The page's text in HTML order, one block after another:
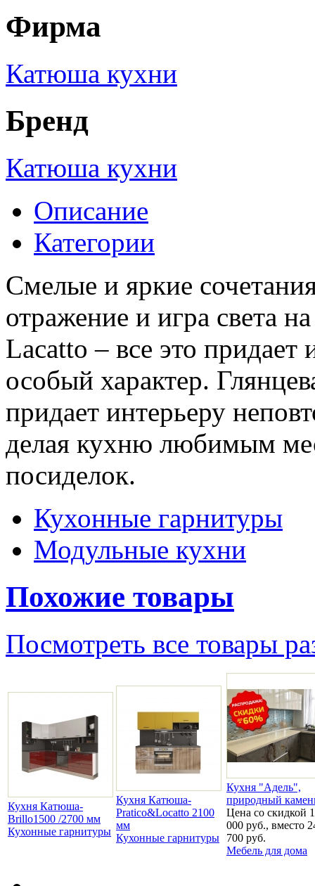
Фирма
Катюша кухни
Бренд
Катюша кухни
Описание
Категории
Смелые и яркие
отражение и игра света
Lacatto – все это придает
особый характер.
придает интерьеру
делая кухню любимым
посиделок.
Кухонные гарнитуры
Модульные кухни
Похожие товары
Посмотреть все товары
Кухня Катюша-
Brillo1500 /2700 мм
Кухонные гарнитуры
Кухня Катюша-
Pratico&Locatto 2100
мм
Кухонные гарнитуры
Кухня "Адель",
природный
Цена со скидкой
000 руб., вместо
700 руб.
Мебель для дома